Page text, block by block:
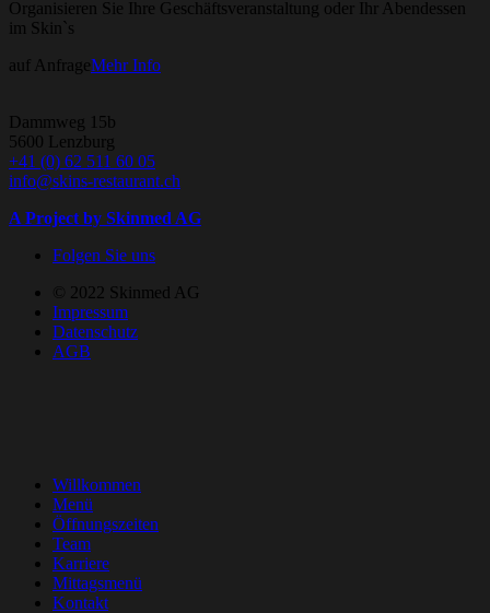
Organisieren Sie Ihre Geschäftsveranstaltung oder Ihr Abendessen
im Skin`s
auf AnfrageMehr Info
Dammweg 15b
5600 Lenzburg
+41 (0) 62 511 60 05
info@skins-restaurant.ch
A Project by Skinmed AG
Folgen Sie uns
© 2022 Skinmed AG
Impressum
Datenschutz
AGB
Willkommen
Menü
Öffnungszeiten
Team
Karriere
Mittagsmenü
Kontakt